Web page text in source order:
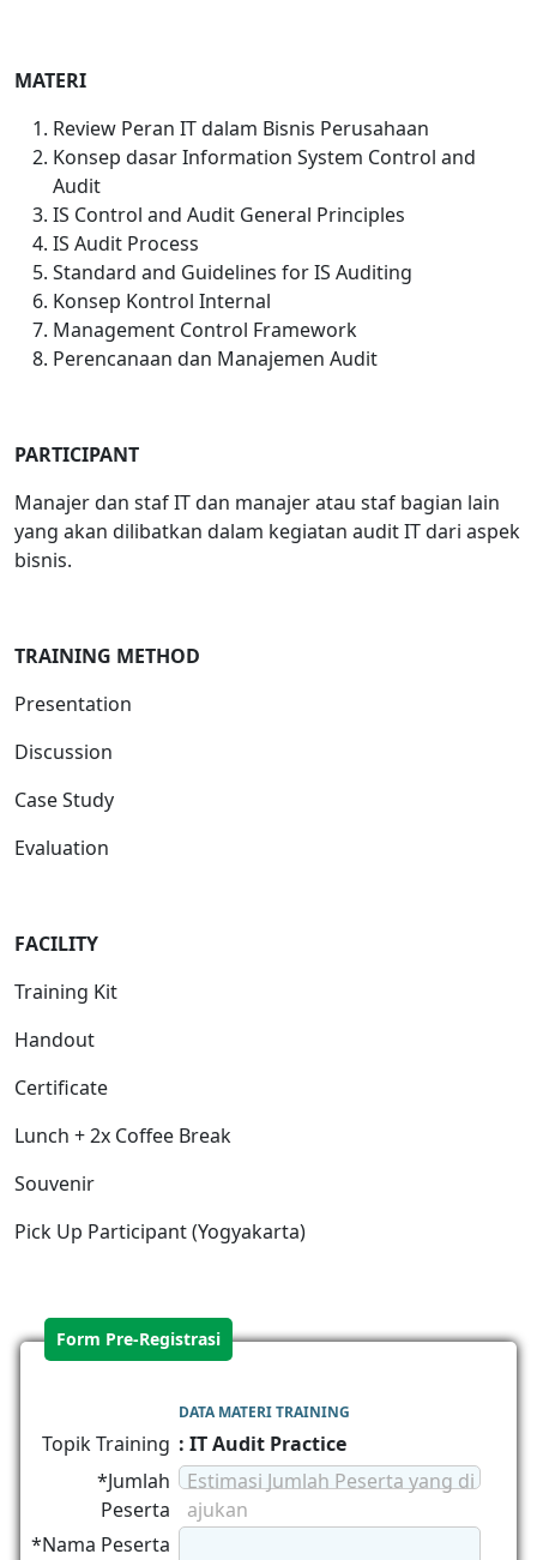
MATERI
Review Peran IT dalam Bisnis Perusahaan
Konsep dasar Information System Control and
Audit
IS Control and Audit General Principles
IS Audit Process
Standard and Guidelines for IS Auditing
Konsep Kontrol Internal
Management Control Framework
Perencanaan dan Manajemen Audit
PARTICIPANT
Manajer dan staf IT dan manajer atau staf bagian lain
yang akan dilibatkan dalam kegiatan audit IT dari aspek
bisnis.
TRAINING METHOD
Presentation
Discussion
Case Study
Evaluation
FACILITY
Training Kit
Handout
Certificate
Lunch + 2x Coffee Break
Souvenir
Pick Up Participant (Yogyakarta)
Form Pre-Registrasi
DATA MATERI TRAINING
Topik Training : IT Audit Practice
*Jumlah
Peserta
Estimasi Jumlah Peserta yang di
ajukan
*Nama Peserta